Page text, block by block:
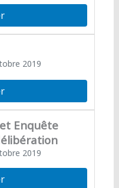
2019
Enquête
2019